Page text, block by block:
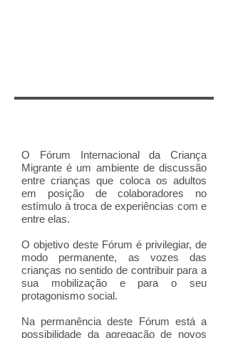
O Fórum Internacional da Criança
Migrante é um ambiente de discussão
entre crianças que coloca os adultos
em posição de colaboradores no
estímulo à troca de experiências com e
entre elas.
O objetivo deste Fórum é privilegiar, de
modo permanente, as vozes das
crianças no sentido de contribuir para a
sua mobilização e para o seu
protagonismo social.
Na permanência deste Fórum está a
possibilidade da agregação de novos